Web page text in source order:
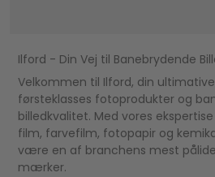
Ilford - Din Vej til Banebrydende
Velkommen til Ilford, din
førsteklasses fotoprodukter og
billedkvalitet. Med vores
film, farvefilm, fotopapir og
være en af ​​branchens mest
mærker.